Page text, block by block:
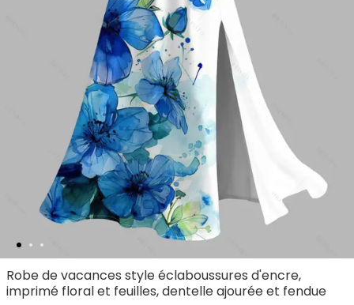
Robe de vacances style éclaboussures d'encre,
imprimé floral et feuilles, dentelle ajourée et fendue